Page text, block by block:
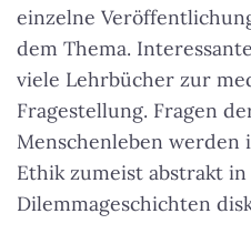
einzelne
dem Thema.
viele Lehrbücher zur
Fragestellung. Fragen
Menschenleben
Ethik zumeist abstrakt in
Dilemmageschichten